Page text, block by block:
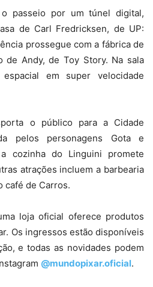
o passeio por um túnel digital,
de Carl Fredricksen, de UP:
prossegue com a fábrica de
de Andy, de Toy Story. Na sala
em super velocidade
o público para a Cidade
pelos personagens Gota e
cozinha do Linguini promete
atrações incluem a barbearia
café de Carros.
loja oficial oferece produtos
Os ingressos estão disponíveis
e todas as novidades podem
@mundopixar.oficial.